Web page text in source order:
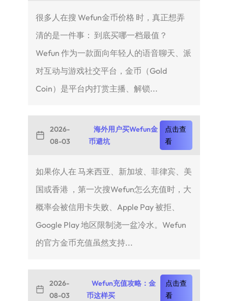
很多人在搜 Wefun金币价格 时，真正想弄
清的是一件事： 到底买哪一档最值？
Wefun 作为一款面向年轻人的语音聊天、派
对互动与游戏社交平台，金币（Gold
Coin）是平台内打赏主播、解锁...
2026-
08-03
海外用户买Wefun金
币避坑
点击查
看
如果你人在 马来西亚、新加坡、菲律宾、美
国或香港 ，第一次搜Wefun怎么充值时，大
概率会被信用卡失败、Apple Pay 被拒、
Google Play 地区限制浇一盆冷水。Wefun
的官方金币充值虽然支持...
2026-
08-03
Wefun充值攻略：金
币这样买
点击查
看